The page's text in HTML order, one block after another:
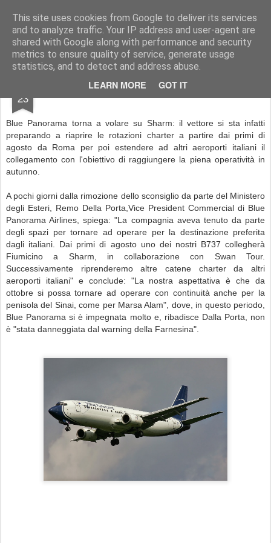
This site uses cookies from Google to deliver its services
and to analyze traffic. Your IP address and user-agent are
shared with Google along with performance and security
metrics to ensure quality of service, generate usage
statistics, and to detect and address abuse.
LEARN MORE GOT IT
Simple Crs Blog Curiosità e notizie dal mondo delle compagnie aeree
Pages
23 Blue Panorama vola di nuovo su Sharm
Blue Panorama torna a volare su Sharm: il vettore si sta infatti
preparando a riaprire le rotazioni charter a partire dai primi di
agosto da Roma per poi estendere ad altri aeroporti italiani il
collegamento con l'obiettivo di raggiungere la piena operatività in
autunno.
A pochi giorni dalla rimozione dello sconsiglio da parte del Ministero
degli Esteri, Remo Della Porta,Vice President Commercial di Blue
Panorama Airlines, spiega: "La compagnia aveva tenuto da parte
degli spazi per tornare ad operare per la destinazione preferita
dagli italiani. Dai primi di agosto uno dei nostri B737 collegherà
Fiumicino a Sharm, in collaborazione con Swan Tour.
Successivamente riprenderemo altre catene charter da altri
aeroporti italiani" e conclude: "La nostra aspettativa è che da
ottobre si possa tornare ad operare con continuità anche per la
penisola del Sinai, come per Marsa Alam", dove, in questo periodo,
Blue Panorama si è impegnata molto e, ribadisce Dalla Porta, non
è "stata danneggiata dal warning della Farnesina".